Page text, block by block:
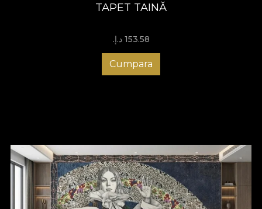
TAPET TAINĂ
153.58 د.إ.‏
Cumpara